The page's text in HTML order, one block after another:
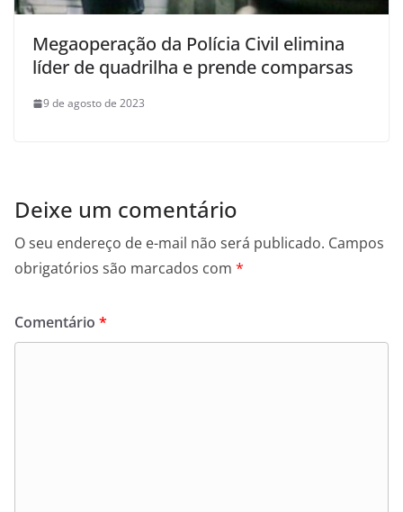
Megaoperação da Polícia Civil elimina
líder de quadrilha e prende comparsas
9 de agosto de 2023
Deixe um comentário
O seu endereço de e-mail não será publicado. Campos
obrigatórios são marcados com *
Comentário *